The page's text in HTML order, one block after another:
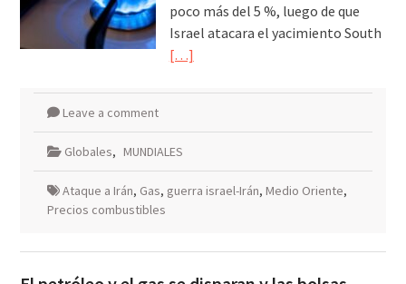
poco más del 5 %, luego de que
Israel atacara el yacimiento South
[…]
Leave a comment
Globales, MUNDIALES
Ataque a Irán, Gas, guerra israel-Irán, Medio Oriente,
Precios combustibles